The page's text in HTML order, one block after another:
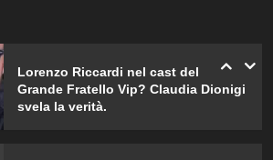
Lorenzo Riccardi nel cast del
Grande Fratello Vip? Claudia Dionigi
svela la verità.